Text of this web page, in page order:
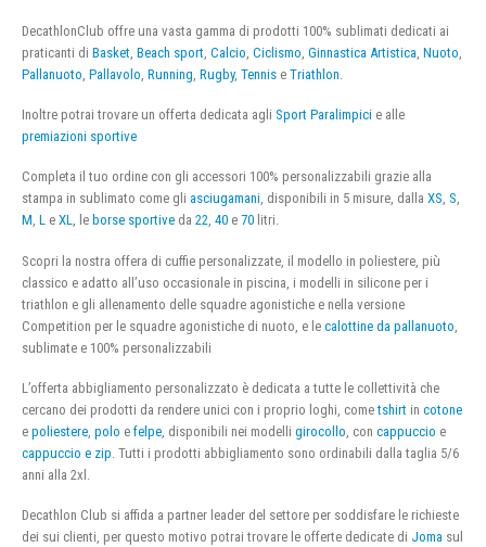
DecathlonClub offre una vasta gamma di prodotti 100% sublimati dedicati ai
praticanti di Basket Beach sport Calcio Ciclismo Ginnastica Artistica Nuoto
Pallanuoto Pallavolo Running Rugby, Tennis e Triathlon
Inoltre potrai trovare un offerta dedicata agli Sport Paralimpici e alle
premiazioni sportive
Completa il tuo ordine con gli accessori 100% personalizzabili grazie alla
stampa in sublimato come gli asciugamani, disponibili in 5 misure, dalla XS, S,
M, L e XL, le borse sportive da 22, 40 e 70 litri.
Scopri la nostra offera di cuffie personalizzate, il modello in poliestere, più
classico e adatto all’uso occasionale in piscina, i modelli in silicone per i
triathlon e gli allenamento delle squadre agonistiche e nella versione
Competition per le squadre agonistiche di nuoto, e le calottine da pallanuoto
sublimate e 100% personalizzabili
L’offerta abbigliamento personalizzato è dedicata a tutte le collettività che
cercano dei prodotti da rendere unici con i proprio loghi, cometshirt in cotone
e poliestere polo e felpe , disponibili nei modelli girocollo , con cappuccio e
cappuccio e zip . Tutti i prodotti abbigliamento sono ordinabili dalla taglia 5/6
anni alla 2xl.
Decathlon Club si affida a partner leader del settore per soddisfare le richieste
dei sui clienti, per questo motivo potrai trovare le offerte dedicate di Joma sul